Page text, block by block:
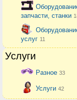
запчасти, станки
услуг 11
Услуги
Разное 33
Услуги 42